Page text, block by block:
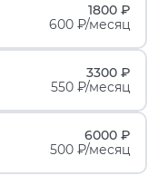
1800 ₽
600 ₽/месяц
3300 ₽
550 ₽/месяц
6000 ₽
500 ₽/месяц